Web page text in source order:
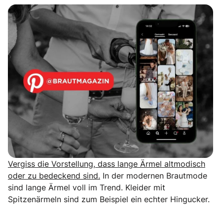
Vergiss die Vorstellung, dass lange Ärmel altmodisch
oder zu bedeckend sind. In der modernen Brautmode
sind lange Ärmel voll im Trend. Kleider mit
Spitzenärmeln sind zum Beispiel ein echter Hingucker.